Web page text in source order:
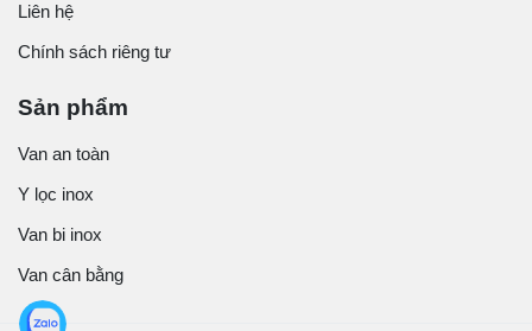
Liên hệ
Chính sách riêng tư
Sản phẩm
Van an toàn
Y lọc inox
Van bi inox
Van cân bằng